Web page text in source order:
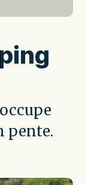
pente.